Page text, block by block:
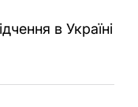
в Україні